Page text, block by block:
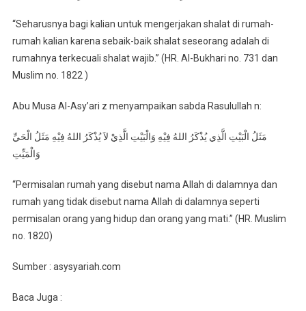
“Seharusnya bagi kalian untuk mengerjakan shalat di rumah-
rumah kalian karena sebaik-baik shalat seseorang adalah di
rumahnya terkecuali shalat wajib.” (HR. Al-Bukhari no. 731 dan
Muslim no. 1822 )
Abu Musa Al-Asy’ari z menyampaikan sabda Rasulullah n:
مَثَلُ الْبَيْتِ الَّذِي يُذْكَرُ اللهُ فِيْهِ وَالْبَيْتِ الَّذِيْ لاَ يُذْكَرُ اللهُ فِيْهِ مَثَلُ الْحَيِّ
وَالْمَيِّتِ
“Permisalan rumah yang disebut nama Allah di dalamnya dan
rumah yang tidak disebut nama Allah di dalamnya seperti
permisalan orang yang hidup dan orang yang mati.” (HR. Muslim
no. 1820)
Sumber : asysyariah.com
Baca Juga :